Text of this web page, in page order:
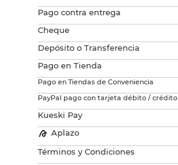
Pago contra entrega
Cheque
Depósito o Transferencia
Pago en Tienda
Pago en Tiendas de Conveniencia
PayPal pago con tarjeta débito / crédito
Kueski Pay
Aplazo
Términos y Condiciones